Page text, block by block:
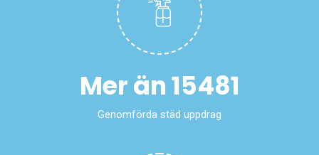
Mer än15500
Genomförda städ uppdrag